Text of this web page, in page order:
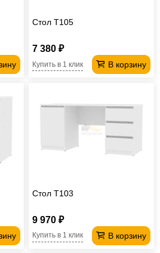
Стол T105
7 380 ₽
В корзину
Купить в 1 клик
Стол T103
9 970 ₽
В корзину
Купить в 1 клик